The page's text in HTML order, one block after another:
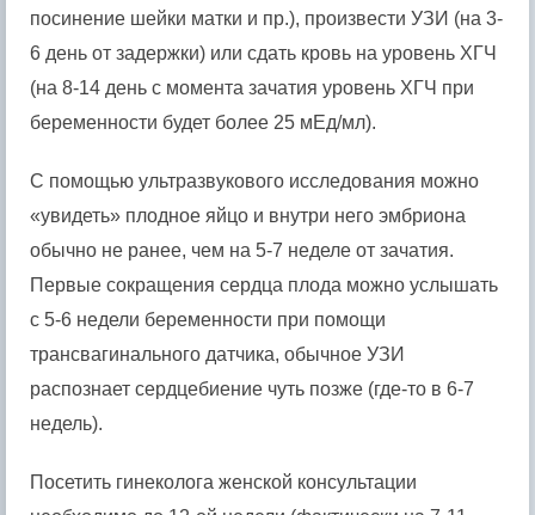
посинение шейки матки и пр.), произвести УЗИ (на 3-
6 день от задержки) или сдать кровь на уровень ХГЧ
(на 8-14 день с момента зачатия уровень ХГЧ при
беременности будет более 25 мЕд/мл).
С помощью ультразвукового исследования можно
«увидеть» плодное яйцо и внутри него эмбриона
обычно не ранее, чем на 5-7 неделе от зачатия.
Первые сокращения сердца плода можно услышать
с 5-6 недели беременности при помощи
трансвагинального датчика, обычное УЗИ
распознает сердцебиение чуть позже (где-то в 6-7
недель).
Посетить гинеколога женской консультации